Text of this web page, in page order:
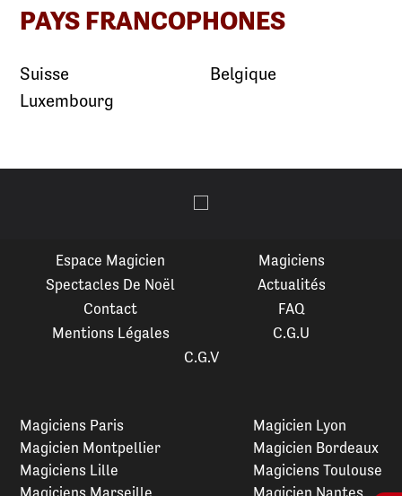
PAYS FRANCOPHONES
Suisse
Luxembourg
Belgique
Espace Magicien
Magiciens
Spectacles De Noël
Actualités
Contact
FAQ
Mentions Légales
C.G.U
C.G.V
Magiciens Paris
Magicien Montpellier
Magiciens Lille
Magiciens Marseille
Magicien Lyon
Magicien Bordeaux
Magiciens Toulouse
Magicien Nantes